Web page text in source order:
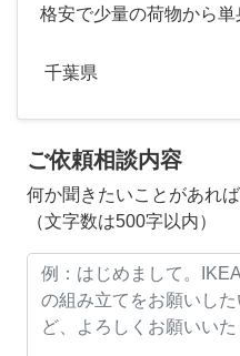
格安で少量の荷物から
千葉県
ご依頼相談内容
何か聞きたいことがあれ
（文字数は500字以内）